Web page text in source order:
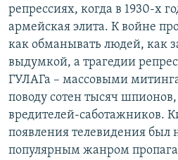
репрессиях, когда в 1930-х
армейская элита. К войне
как обманывать людей, как
выдумкой, а трагедии
ГУЛАГа – массовыми
поводу сотен тысяч
вредителей-саботажников.
появления телевидения
популярным жанром